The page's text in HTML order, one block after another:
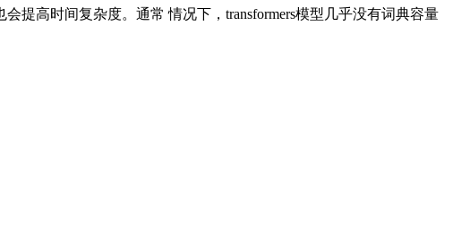
提高时间复杂度。通常 情况下，transformers模型几乎没有词典容量